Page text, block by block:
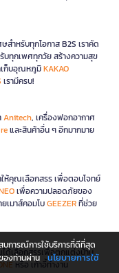
ำหรับทุกโอกาส B2S เราคัด
บทุกเพศทุกวัย สร้างความสุข
เก็บอุณหภูมิKAKAO
เรามีครบ!
Anitech, เครื่องฟอกอากาศ
และสินค้าอื่น ๆ อีกมากมาย
ห้คุณเลือกสรร เพื่อตอบโจทย์
เพื่อความปลอดภัยของ
เมาส์คอมโบGEEZERที่ช่วย
ด้เลือกสรรเพื่อตกแต่งบ้าน
หรือ เก้าอี้ทำงาน
บการณ์การใช้บริการที่ดีที่สุด
องท่านผ่าน นโยบายการใช้